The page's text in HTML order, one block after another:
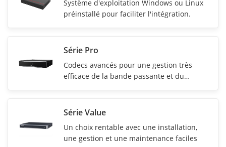
Système d'exploitation Windows ou Linux
préinstallé pour faciliter l'intégration.
Série Pro
Codecs avancés pour une gestion très
efficace de la bande passante et du
Série Value
Un choix rentable avec une installation,
une gestion et une maintenance faciles